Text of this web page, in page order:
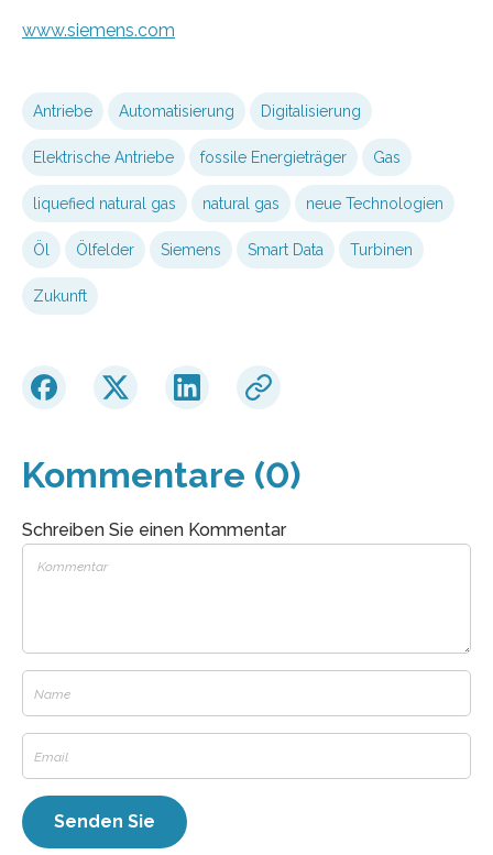
www.siemens.com
Antriebe Automatisierung Digitalisierung
Elektrische Antriebe fossile Energieträger Gas
liquefied natural gas natural gas neue Technologien
Öl Ölfelder Siemens Smart Data Turbinen
Zukunft
Kommentare (0)
Schreiben Sie einen Kommentar